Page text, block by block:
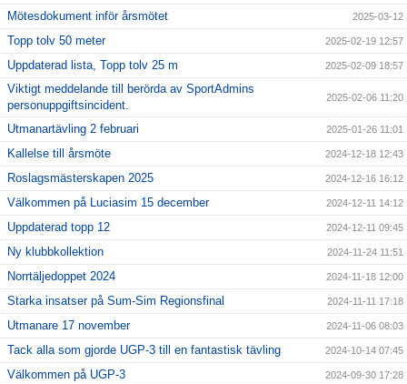
Mötesdokument inför årsmötet 2025-03-12
Topp tolv 50 meter 2025-02-19 12:57
Uppdaterad lista, Topp tolv 25 m 2025-02-09 18:57
Viktigt meddelande till berörda av SportAdmins
personuppgiftsincident.
2025-02-06 11:20
Utmanartävling 2 februari 2025-01-26 11:01
Kallelse till årsmöte 2024-12-18 12:43
Roslagsmästerskapen 2025 2024-12-16 16:12
Välkommen på Luciasim 15 december 2024-12-11 14:12
Uppdaterad topp 12 2024-12-11 09:45
Ny klubbkollektion 2024-11-24 11:51
Norrtäljedoppet 2024 2024-11-18 12:00
Starka insatser på Sum-Sim Regionsfinal 2024-11-11 17:18
Utmanare 17 november 2024-11-06 08:03
Tack alla som gjorde UGP-3 till en fantastisk tävling 2024-10-14 07:45
Välkommen på UGP-3 2024-09-30 17:28